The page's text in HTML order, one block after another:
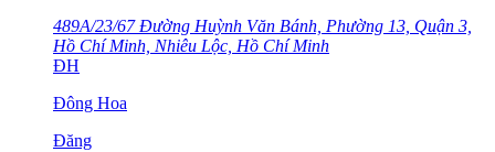
489A/23/67 Đường Huỳnh Văn Bánh, Phường 13, Quận 3,
Hồ Chí Minh, Nhiêu Lộc, Hồ Chí Minh
ĐH
Đông Hoa
Đăng